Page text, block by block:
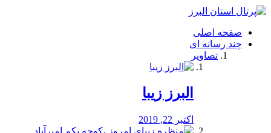
فصد
شرق
تهران
خشکشویی
صفحه اصلی
چند رسانه ای
تصاویر
البرز زیبا
اکتبر 22, 2019